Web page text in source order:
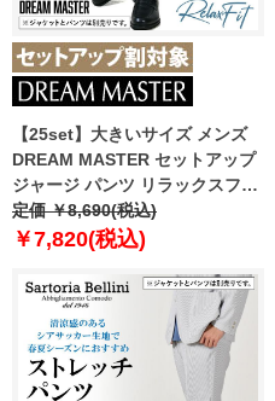
【25set】大きいサイズ メンズ
DREAM MASTER セットアップ
ジャージ パンツ リラックスフィ
ット ストレッチ 軽量 ウォッシャ
ブル イージーケア ライフスーツ
定価 ￥8,690(税込)
￥7,820(税込)